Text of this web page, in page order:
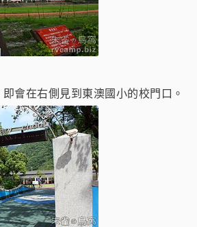
會在右側見到東澳國小的校門口。